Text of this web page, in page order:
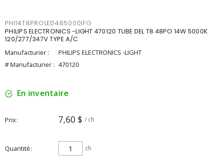
PHI14T8PROLED485000IFG
PHILIPS ELECTRONICS -LIGHT 470120 TUBE DEL T8 48PO 14W 5000K
120/277/347V TYPE A/C
Manufacturier :
PHILIPS ELECTRONICS -LIGHT
# Manufacturier : 470120
En inventaire
Prix 7,60 $ / ch
Quantité ch